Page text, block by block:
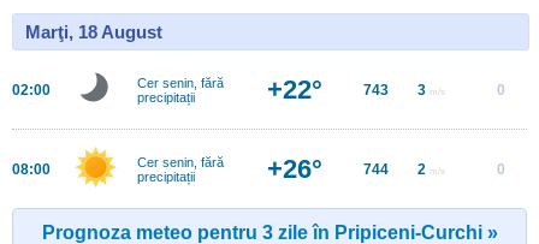
Marţi, 18 August
02:00
Cer senin, fără
precipitații
+22° 743 3 m/s 0
08:00
Cer senin, fără
precipitații
+26° 744 2 m/s 0
Prognoza meteo pentru 3 zile în Pripiceni-Curchi »